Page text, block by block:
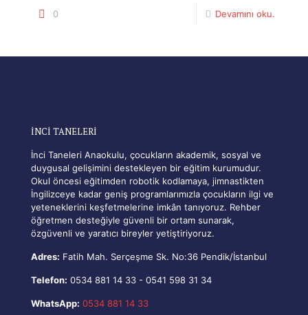
0 Devamını oku.
İNCİ TANELERİ
İnci Taneleri Anaokulu, çocukların akademik, sosyal ve
duygusal gelişimini destekleyen bir eğitim kurumudur.
Okul öncesi eğitimden robotik kodlamaya, jimnastikten
İngilizceye kadar geniş programlarımızla çocukların ilgi ve
yeteneklerini keşfetmelerine imkân tanıyoruz. Rehber
öğretmen desteğiyle güvenli bir ortam sunarak,
özgüvenli ve yaratıcı bireyler yetiştiriyoruz.
Adres: Fatih Mah. Serçeşme Sk. No:36 Pendik/İstanbul
Telefon: 0534 881 14 33 - 0541 598 31 34
WhatsApp: 0534 881 14 33